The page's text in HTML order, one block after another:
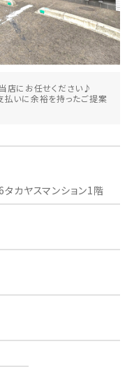
店にお任せください♪
払いに余裕を持ったご提案
カヤスマンション1階